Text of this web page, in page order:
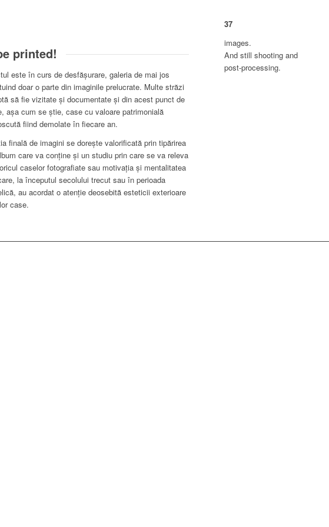
printed!
este în curs de desfășurare, galeria de mai jos
doar o parte din imaginile prelucrate. Multe străzi
să fie vizitate și documentate și din acest punct de
așa cum se știe, case cu valoare patrimonială
fiind demolate în fiecare an.
finală de imagini se dorește valorificată prin tipărirea
care va conține și un studiu prin care se va releva
caselor fotografiate sau motivația și mentalitatea
la începutul secolului trecut sau în perioada
au acordat o atenție deosebită esteticii exterioare
case.
37
images.
And still shooting and
post-processing.